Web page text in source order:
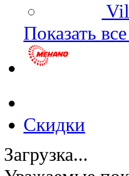
Показать
Скидки
Загрузка...